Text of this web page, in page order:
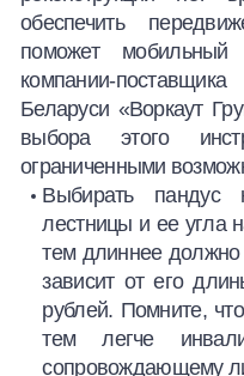
обеспечить
поможет
компании-
Беларуси «Воркаут
выбора этого
ограниченными
Выбирать
лестницы и ее угла
тем длиннее
зависит от его
рублей. Помните,
тем легче
сопровождающему